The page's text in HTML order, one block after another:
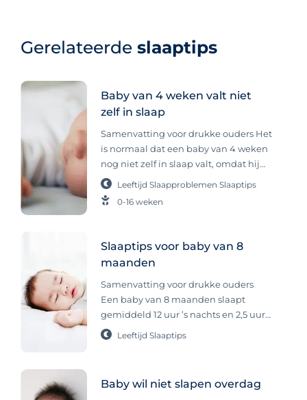
Gerelateerde slaaptips
Baby van 4 weken valt niet
zelf in slaap
Samenvatting voor drukke ouders Het
is normaal dat een baby van 4 weken
nog niet zelf in slaap valt, omdat hij
dit vaak nog moet leren en meestal
hulp nodig heeft zoals wiegen of
drinken. Maak je dus geen zorgen.
veilige plekken dan het bedje is in
deze fase ook prima. Een baby van 4
weken heeft nog veel slaap nodig,
zowel overdag als ‘s nachts. Dat wil
niet zeggen dat alle baby’s van 4
weken ook daadwerkelijk
gemakkelijk en veel slapen. Je baby
de dag over verschillende slaapjes.
Leeftijd Slaapproblemen Slaaptips
0-16 weken
Slaaptips voor baby van 8
maanden
Samenvatting voor drukke ouders
Een baby van 8 maanden slaapt
gemiddeld 12 uur ’s nachts en 2,5 uur
overdag, verdeeld over 2 of 3 dutjes.
Slaapproblemen komen vaak door
voorspelbare dagroutine aan te
Leeftijd Slaaptips
Baby wil niet slapen overdag